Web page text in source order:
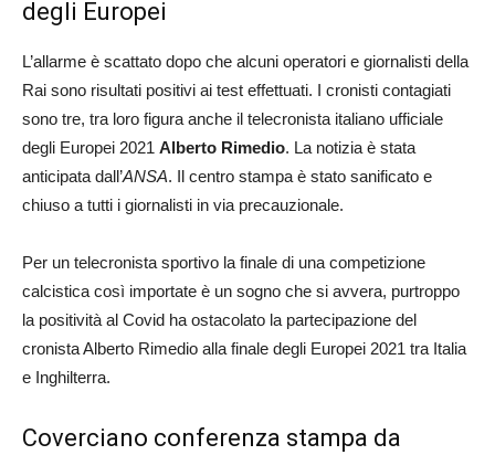
degli Europei
L’allarme è scattato dopo che alcuni operatori e giornalisti della
Rai sono risultati positivi ai test effettuati. I cronisti contagiati
sono tre, tra loro figura anche il telecronista italiano ufficiale
degli Europei 2021 Alberto Rimedio. La notizia è stata
anticipata dall’ANSA. Il centro stampa è stato sanificato e
chiuso a tutti i giornalisti in via precauzionale.
Per un telecronista sportivo la finale di una competizione
calcistica così importate è un sogno che si avvera, purtroppo
la positività al Covid ha ostacolato la partecipazione del
cronista Alberto Rimedio alla finale degli Europei 2021 tra Italia
e Inghilterra.
Coverciano conferenza stampa da